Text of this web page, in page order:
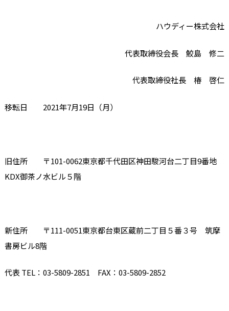
ハウディー株式会社
代表取締役会長 鮫島 修二
代表取締役社長 椿 啓仁
移転日 2021年7月19日（月）
旧住所 〒101-0062東京都千代田区神田駿河台二丁目9番地
KDX御茶ノ水ビル５階
新住所 〒111-0051東京都台東区蔵前二丁目５番３号 筑摩
書房ビル8階
代表 TEL： 03-5809-2851 FAX ： 03-5809-2852